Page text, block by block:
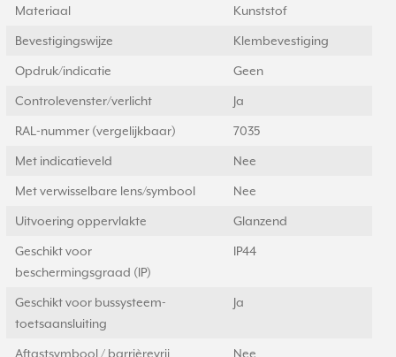
Materiaal Kunststof
Bevestigingswijze Klembevestiging
Opdruk/indicatie Geen
Controlevenster/verlicht Ja
RAL-nummer (vergelijkbaar) 7035
Met indicatieveld Nee
Met verwisselbare lens/symbool Nee
Uitvoering oppervlakte Glanzend
Geschikt voor
beschermingsgraad (IP)
IP44
Geschikt voor bussysteem-
toetsaansluiting
Ja
Aftastsymbool / barrièrevrij Nee